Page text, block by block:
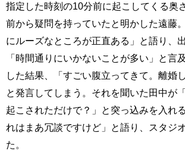
指定した時刻の10分前に起こしてくる奥
前から疑問を持っていたと明かした遠藤
にルーズなところが正直ある」と語り、
「時間通りにいかないことが多い」と言
した結果、「すごい腹立ってきて。離婚
と発言してしまう。それを聞いた田中が
起こされただけで？」と突っ込みを入れ
れはまあ冗談ですけど」と語り、スタジ
た。